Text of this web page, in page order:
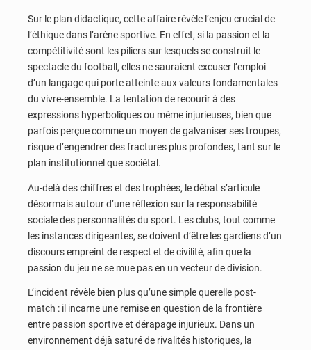
Sur le plan didactique, cette affaire révèle l’enjeu crucial de
l’éthique dans l’arène sportive. En effet, si la passion et la
compétitivité sont les piliers sur lesquels se construit le
spectacle du football, elles ne sauraient excuser l’emploi
d’un langage qui porte atteinte aux valeurs fondamentales
du vivre-ensemble. La tentation de recourir à des
expressions hyperboliques ou même injurieuses, bien que
parfois perçue comme un moyen de galvaniser ses troupes,
risque d’engendrer des fractures plus profondes, tant sur le
plan institutionnel que sociétal.
Au-delà des chiffres et des trophées, le débat s’articule
désormais autour d’une réflexion sur la responsabilité
sociale des personnalités du sport. Les clubs, tout comme
les instances dirigeantes, se doivent d’être les gardiens d’un
discours empreint de respect et de civilité, afin que la
passion du jeu ne se mue pas en un vecteur de division.
L’incident révèle bien plus qu’une simple querelle post-
match : il incarne une remise en question de la frontière
entre passion sportive et dérapage injurieux. Dans un
environnement déjà saturé de rivalités historiques, la